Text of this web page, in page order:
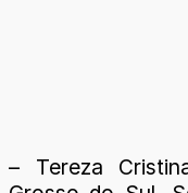
– Tereza